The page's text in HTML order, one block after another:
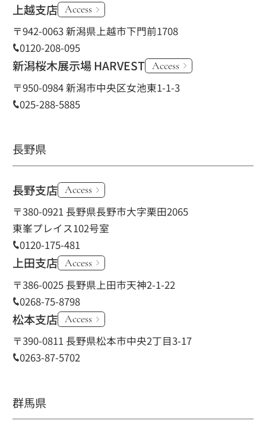
上越支店 Access
〒942-0063 新潟県上越市下門前1708
0120-208-095
新潟桜木展示場 HARVEST Access
〒950-0984 新潟市中央区女池東1-1-3
025-288-5885
長野県
長野支店 Access
〒380-0921 長野県長野市大字栗田2065
東峯プレイス102号室
0120-175-481
上田支店 Access
〒386-0025 長野県上田市天神2-1-22
0268-75-8798
松本支店 Access
〒390-0811 長野県松本市中央2丁目3-17
0263-87-5702
群馬県